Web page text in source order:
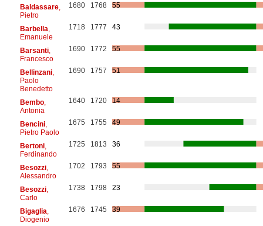
Baldassare,
Pietro
1680 1768 55
Barbella
Emanuele
1718 1777 43
Barsanti,
Francesco
1690 1772 55
Bellinzani,
Paolo
Benedetto
1690 1757 51
Bembo,
Antonia
1640 1720 14
Bencini,
Pietro Paolo
1675 1755 49
Bertoni,
Ferdinando
1725 1813 36
Besozzi,
Alessandro
1702 1793 55
Besozzi,
Carlo
1738 1798 23
Bigaglia
Diogenio
1676 1745 39